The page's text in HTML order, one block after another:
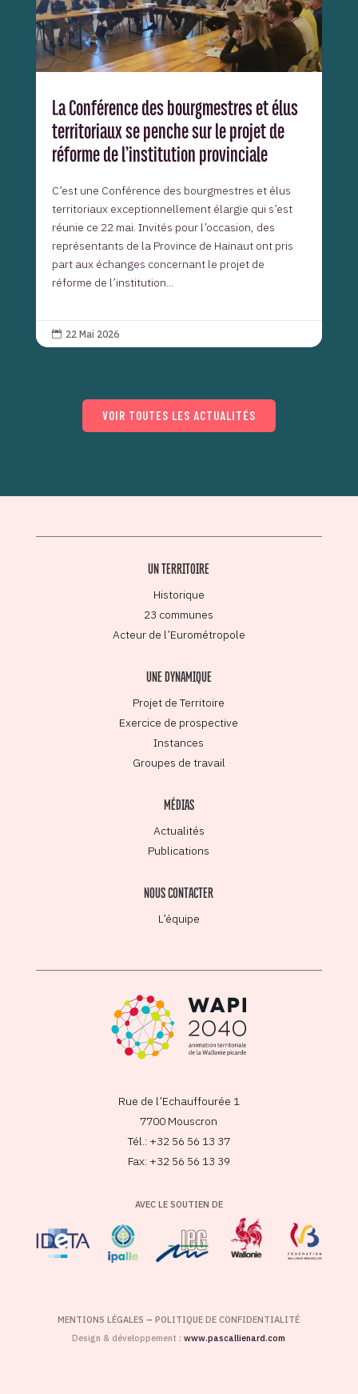
La Conférence des bourgmestres et élus
territoriaux se penche sur le projet de
réforme de l’institution provinciale
C’est une Conférence des bourgmestres et élus
territoriaux exceptionnellement élargie qui s’est
réunie ce 22 mai. Invités pour l’occasion, des
représentants de la Province de Hainaut ont pris
part aux échanges concernant le projet de
réforme de l’institution...
 22 Mai 2026
VOIR TOUTES LES ACTUALITÉS
UN TERRITOIRE
Historique
23 communes
Acteur de l’Eurométropole
UNE DYNAMIQUE
Projet de Territoire
Exercice de prospective
Instances
Groupes de travail
MÉDIAS
Actualités
Publications
NOUS CONTACTER
L’équipe
Rue de l’Echauffourée 1
7700 Mouscron
Tél.: +32 56 56 13 37
Fax: +32 56 56 13 39
AVEC LE SOUTIEN DE
MENTIONS LÉGALES –POLITIQUE DE CONFIDENTIALITÉ
Design & développement :www.pascallienard.com